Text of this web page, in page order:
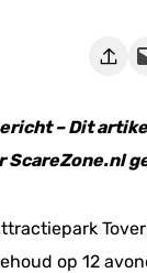
Deze
– Dit
op 12